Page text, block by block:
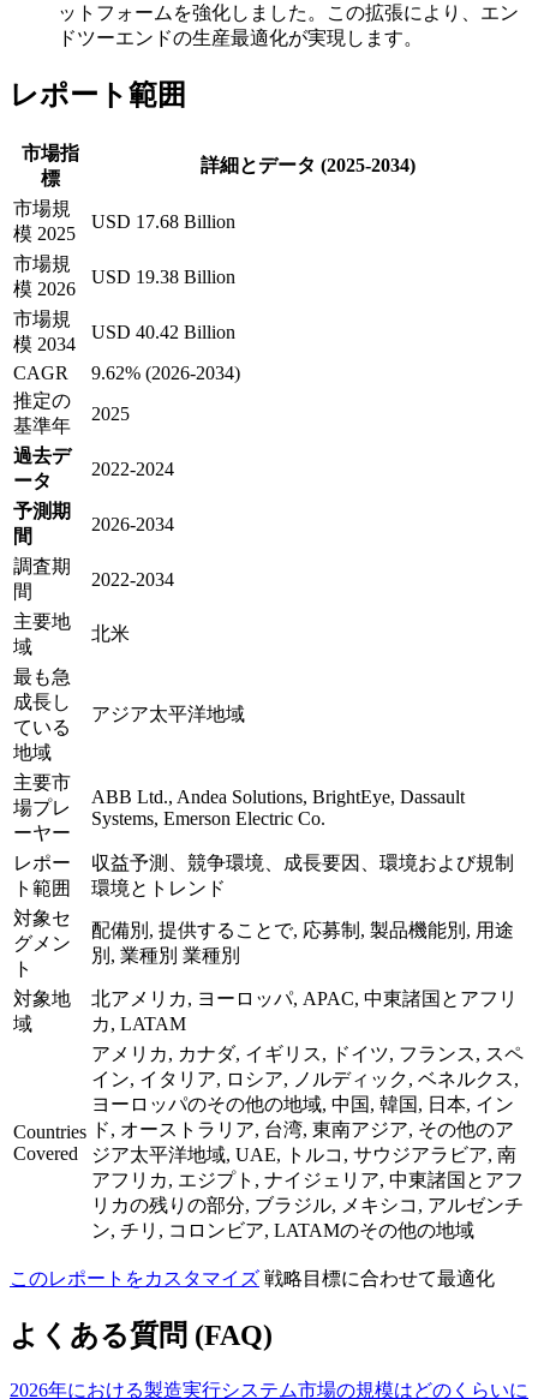
ットフォームを強化しました。この拡張により、エン
ドツーエンドの生産最適化が実現します。
レポート範囲
市場指
標
詳細とデータ (2025-2034)
市場規
模 2025
USD 17.68 Billion
市場規
模 2026
USD 19.38 Billion
市場規
模 2034
USD 40.42 Billion
CAGR
9.62% (2026-2034)
推定の
基準年
2025
過去デ
ータ
2022-2024
予測期
間
2026-2034
調査期
間
2022-2034
主要地
域
北米
最も急
成長し
ている
地域
アジア太平洋地域
主要市
場プレ
ーヤー
ABB Ltd., Andea Solutions, BrightEye, Dassault
Systems, Emerson Electric Co.
レポー
ト範囲
収益予測、競争環境、成長要因、環境および規制
環境とトレンド
対象セ
グメン
ト
配備別, 提供することで, 応募制, 製品機能別, 用途
別, 業種別 業種別
対象地
域
北アメリカ, ヨーロッパ, APAC, 中東諸国とアフリ
カ, LATAM
Countries
Covered
アメリカ, カナダ, イギリス, ドイツ, フランス, スペ
イン, イタリア, ロシア, ノルディック, ベネルクス,
ヨーロッパのその他の地域, 中国, 韓国, 日本, イン
ド, オーストラリア, 台湾, 東南アジア, その他のア
ジア太平洋地域, UAE, トルコ, サウジアラビア, 南
アフリカ, エジプト, ナイジェリア, 中東諸国とアフ
リカの残りの部分, ブラジル, メキシコ, アルゼンチ
ン, チリ, コロンビア, LATAMのその他の地域
このレポートをカスタマイズ 戦略目標に合わせて最適化
よくある質問 (FAQ)
2026年における製造実行システム市場の規模はどのくらいに